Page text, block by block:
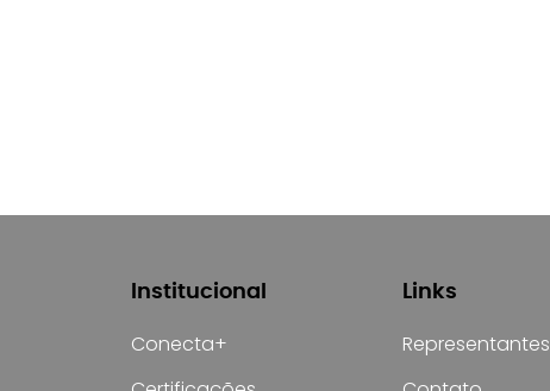
Institucional
Conecta+
Links
Representantes